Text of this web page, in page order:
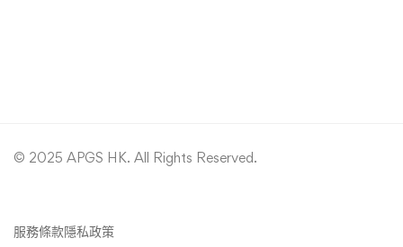
© 2025 APGS HK. All Rights Reserved.
服務條款隱私政策